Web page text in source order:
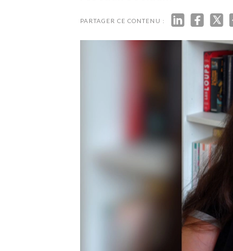
OPINIONS
LA REVUE
PARTAGER CE CONTENU :